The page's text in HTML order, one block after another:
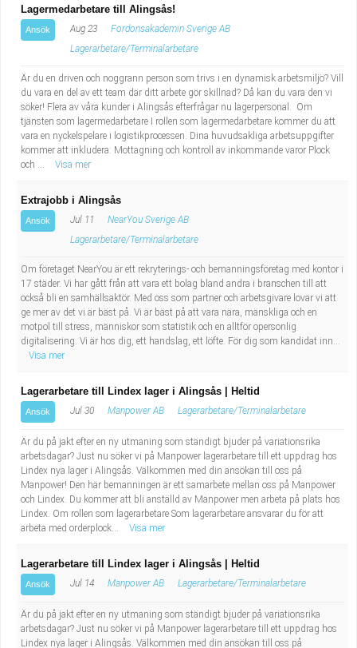
Lagermedarbetare till Alingsås!
Ansök Aug 23
Fordonsakademin Sverige AB
Lagerarbetare/Terminalarbetare
Är du en driven och noggrann person som trivs i en dynamisk arbetsmiljö? Vill
du vara en del av ett team där ditt arbete gör skillnad? Då kan du vara den vi
söker! Flera av våra kunder i Alingsås efterfrågar nu lagerpersonal. Om
tjänsten som lagermedarbetare I rollen som lagermedarbetare kommer du att
vara en nyckelspelare i logistikprocessen. Dina huvudsakliga arbetsuppgifter
kommer att inkludera: Mottagning och kontroll av inkommande varor Plock
och ...
Visa mer
Extrajobb i Alingsås
Ansök Jul 11
NearYou Sverige AB
Lagerarbetare/Terminalarbetare
Om företaget NearYou är ett rekryterings- och bemanningsföretag med kontor i
17 städer. Vi har gått från att vara ett bolag bland andra i branschen till att
också bli en samhällsaktör. Med oss som partner och arbetsgivare lovar vi att
ge mer av det vi är bäst på. Vi är bäst på att vara nära, mänskliga och en
motpol till stress, människor som statistik och en alltför opersonlig
digitalisering. Vi är hos dig, ett handslag, ett löfte. För dig som kandidat inn...
Visa mer
Lagerarbetare till Lindex lager i Alingsås | Heltid
Ansök Jul 30 Manpower AB Lagerarbetare/Terminalarbetare
Är du på jakt efter en ny utmaning som ständigt bjuder på variationsrika
arbetsdagar? Just nu söker vi på Manpower lagerarbetare till ett uppdrag hos
Lindex nya lager i Alingsås. Välkommen med din ansökan till oss på
Manpower! Den här bemanningen är ett samarbete mellan oss på Manpower
och Lindex. Du kommer att bli anställd av Manpower men arbeta på plats hos
Lindex. Om rollen som lagerarbetare Som lagerarbetare ansvarar du för att
arbeta med orderplock...
Visa mer
Lagerarbetare till Lindex lager i Alingsås | Heltid
Ansök Jul 14 Manpower AB Lagerarbetare/Terminalarbetare
Är du på jakt efter en ny utmaning som ständigt bjuder på variationsrika
arbetsdagar? Just nu söker vi på Manpower lagerarbetare till ett uppdrag hos
Lindex nya lager i Alingsås. Välkommen med din ansökan till oss på